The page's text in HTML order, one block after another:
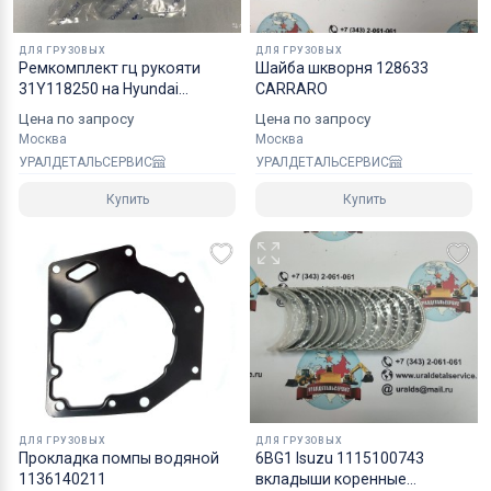
надежным уровнем защиты.
Специалисты компании готовы взять на себя все
мероприятия по оформлению документов и
перевозке вашего заказа в любой регион РФ, в
страны СНГ, Азии и ЕС.
ДЛЯ ГРУЗОВЫХ
Ремкомплект гц рукояти
31Y118250 на Hyundai
Цена по запросу
Москва
УРАЛДЕТАЛЬСЕРВИС
Купить
ДЛЯ ГРУЗОВЫХ
Шайба шкворня 128633
CARRARO
Цена по запросу
Москва
УРАЛДЕТАЛЬСЕРВИС
Купить
ДЛЯ ГРУЗОВЫХ
Прокладка помпы водяной
1136140211
ДЛЯ ГРУЗОВЫХ
6BG1 Isuzu 1115100743
вкладыши коренные